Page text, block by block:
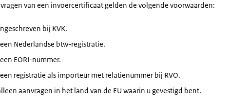
van een invoercertificaat gelden de volgende voorwaarden:
bij KVK.
Nederlandse btw-registratie.
EORI-nummer.
registratie als importeur met relatienummer bij RVO.
aanvragen in het land van de EU waarin u gevestigd bent.